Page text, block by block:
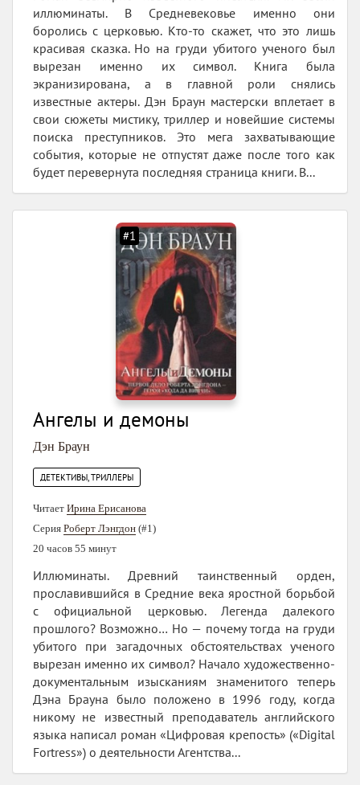
иллюминаты. В Средневековье именно они
боролись с церковью. Кто-то скажет, что это лишь
красивая сказка. Но на груди убитого ученого был
вырезан именно их символ. Книга была
экранизирована, а в главной роли снялись
известные актеры. Дэн Браун мастерски вплетает в
свои сюжеты мистику, триллер и новейшие системы
поиска преступников. Это мега захватывающие
события, которые не отпустят даже после того как
будет перевернута последняя страница книги. В...
#1
Ангелы и демоны
Дэн Браун
ДЕТЕКТИВЫ, ТРИЛЛЕРЫ
Читает Ирина Ерисанова
Серия Роберт Лэнгдон (#1)
20 часов 55 минут
Иллюминаты. Древний таинственный орден,
прославившийся в Средние века яростной борьбой
с официальной церковью. Легенда далекого
прошлого? Возможно… Но — почему тогда на груди
убитого при загадочных обстоятельствах ученого
вырезан именно их символ? Начало художественно-
документальным изысканиям знаменитого теперь
Дэна Брауна было положено в 1996 году, когда
никому не известный преподаватель английского
языка написал роман «Цифровая крепость» («Digital
Fortress») о деятельности Агентства...